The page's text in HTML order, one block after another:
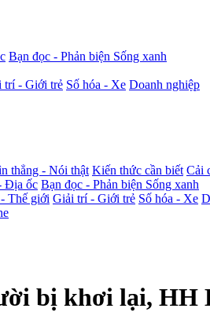
Bạn đọc - Phản biện Sống xanh
trí - Giới trẻ Số hóa - Xe Doanh nghiệp
thẳng - Nói thật Kiến thức cần biết Cải
Địa ốc Bạn đọc - Phản biện Sống xanh
Thế giới Giải trí - Giới trẻ Số hóa - Xe
bị khơi lại, HH